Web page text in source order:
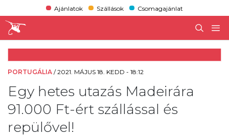
Ajánlatok Szállások Csomagajánlat
PORTUGÁLIA /2021. MÁJUS 18. KEDD - 18:12
Egy hetes utazás Madeirára
91.000 Ft-ért szállással és
repülővel!